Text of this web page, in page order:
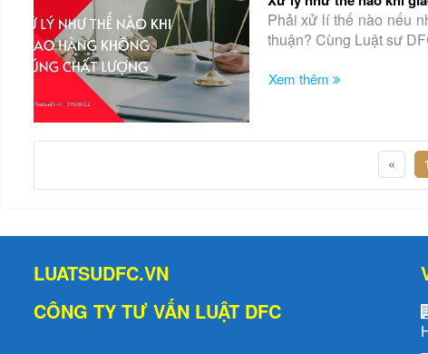
Phải xử lí thế nào nếu
thuận? Cùng Luật sư
Xem thêm
«
LUATSUDFC.VN
CÔNG TY TƯ VẤN LUẬT DFC